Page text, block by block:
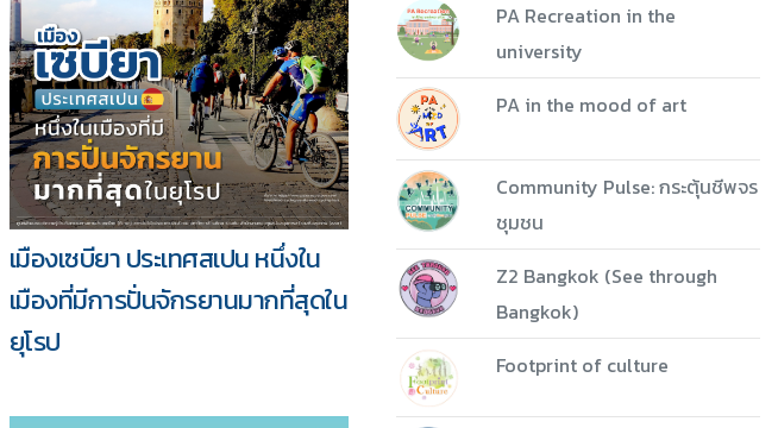
เมืองเซบียา ประเทศสเปน หนึ่งใน
เมืองที่มีการปั่นจักรยานมากที่สุดใน
ยุโรป
PA Recreation in the
university
PA in the mood of art
Community Pulse: กระตุ้นชีพจร
ชุมชน
Z2 Bangkok (See through
Bangkok)
Footprint of culture